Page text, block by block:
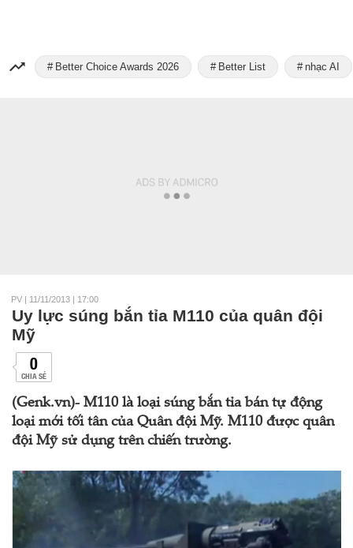
Better Choice Awards 2026 Better List nhạc AI
PV | 11/11/2013 | 17:00
Uy lực súng bắn tỉa M110 của quân đội
Mỹ
0
CHIA SẺ
(Genk.vn)- M110 là loại súng bắn tỉa bán tự động
loại mới tối tân của Quân đội Mỹ. M110 được quân
đội Mỹ sử dụng trên chiến trường.